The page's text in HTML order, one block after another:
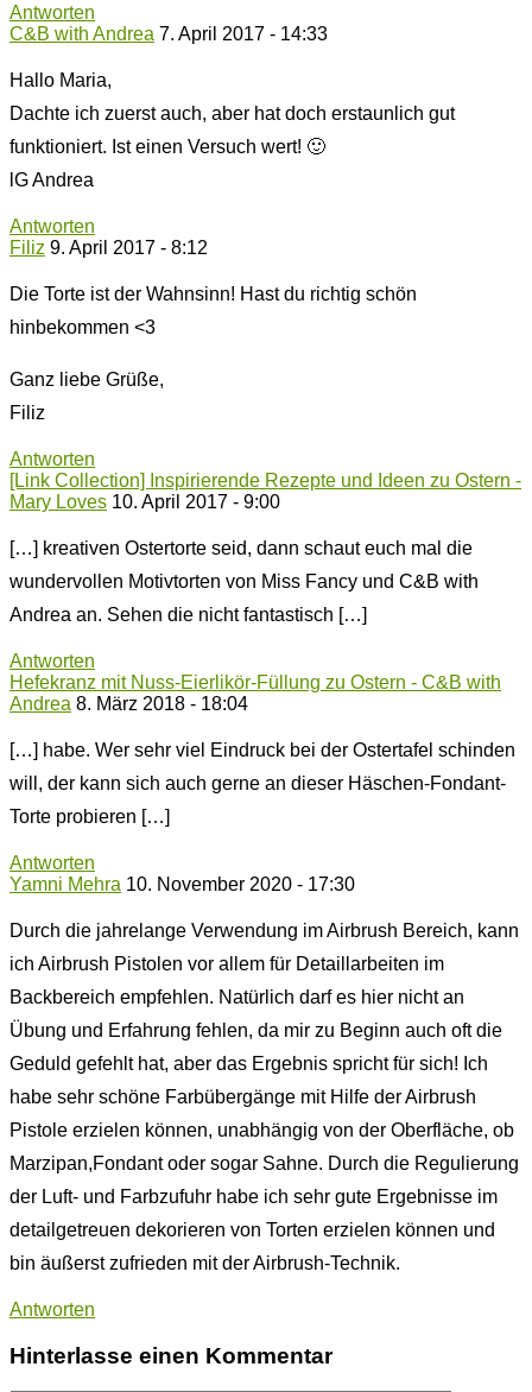
Antworten
C&B with Andrea 7. April 2017 - 14:33
Hallo Maria,
Dachte ich zuerst auch, aber hat doch erstaunlich gut
funktioniert. Ist einen Versuch wert! 🙂
lG Andrea
Antworten
Filiz 9. April 2017 - 8:12
Die Torte ist der Wahnsinn! Hast du richtig schön
hinbekommen <3
Ganz liebe Grüße,
Filiz
Antworten
[Link Collection] Inspirierende Rezepte und Ideen zu Ostern -
Mary Loves 10. April 2017 - 9:00
[…] kreativen Ostertorte seid, dann schaut euch mal die
wundervollen Motivtorten von Miss Fancy und C&B with
Andrea an. Sehen die nicht fantastisch […]
Antworten
Hefekranz mit Nuss-Eierlikör-Füllung zu Ostern - C&B with
Andrea 8. März 2018 - 18:04
[…] habe. Wer sehr viel Eindruck bei der Ostertafel schinden
will, der kann sich auch gerne an dieser Häschen-Fondant-
Torte probieren […]
Antworten
Yamni Mehra 10. November 2020 - 17:30
Durch die jahrelange Verwendung im Airbrush Bereich, kann
ich Airbrush Pistolen vor allem für Detaillarbeiten im
Backbereich empfehlen. Natürlich darf es hier nicht an
Übung und Erfahrung fehlen, da mir zu Beginn auch oft die
Geduld gefehlt hat, aber das Ergebnis spricht für sich! Ich
habe sehr schöne Farbübergänge mit Hilfe der Airbrush
Pistole erzielen können, unabhängig von der Oberfläche, ob
Marzipan,Fondant oder sogar Sahne. Durch die Regulierung
der Luft- und Farbzufuhr habe ich sehr gute Ergebnisse im
detailgetreuen dekorieren von Torten erzielen können und
bin äußerst zufrieden mit der Airbrush-Technik.
Antworten
Hinterlasse einen Kommentar